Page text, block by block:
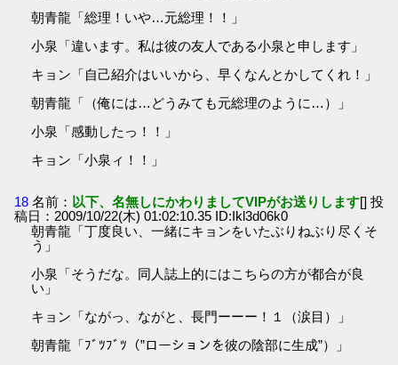
朝青龍「総理！いや…元総理！！」
小泉「違います。私は彼の友人である小泉と申します」
キョン「自己紹介はいいから、早くなんとかしてくれ！」
朝青龍「（俺には…どうみても元総理のように…）」
小泉「感動したっ！！」
キョン「小泉ィ！！」
18 名前： 以下、名無しにかわりましてVIPがお送りします[] 投
稿日：2009/10/22(木) 01:02:10.35 ID:Ikl3d06k0
朝青龍「丁度良い、一緒にキョンをいたぶりねぶり尽くそ
う」
小泉「そうだな。同人誌上的にはこちらの方が都合が良
い」
キョン「ながっ、ながと、長門ーーー！１（涙目）」
朝青龍「ﾌﾞﾂﾌﾞﾂ（”ローションを彼の陰部に生成”）」